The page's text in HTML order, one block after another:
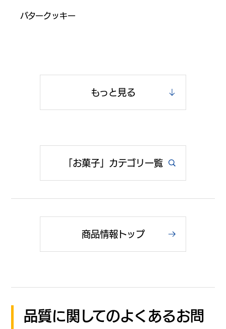
バタークッキー
もっと見る
「お菓子」カテゴリ一覧
商品情報トップ
品質に関してのよくあるお問